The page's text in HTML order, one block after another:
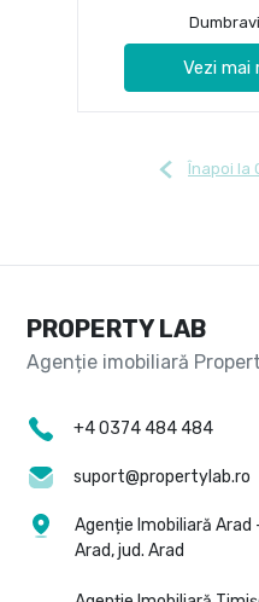
Vezi mai
Înapoi la
PROPERTY LAB
+4 0374 484 484
suport@propertylab.ro
Agenție Imobiliară Arad
Arad, jud. Arad